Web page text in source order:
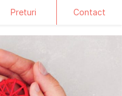
Preturi Contact